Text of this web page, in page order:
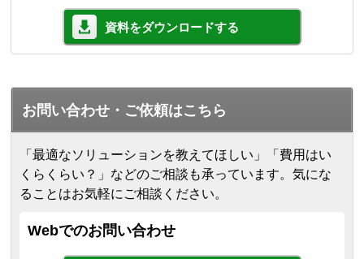
資料をダウンロードする
お問い合わせ・ご依頼はこちら
「最適なソリューションを教えてほしい」「費用はい
くらくらい？」などのご相談も承っています。気にな
ることはお気軽にご相談ください。
Webでのお問い合わせ